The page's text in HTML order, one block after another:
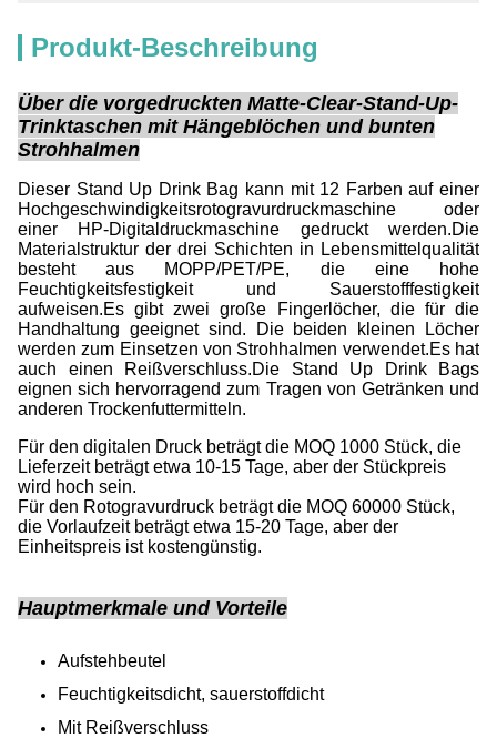
Produkt-Beschreibung
Über die vorgedruckten Matte-Clear-Stand-Up-
Trinktaschen mit Hängeblöchen und bunten
Strohhalmen
Dieser Stand Up Drink Bag kann mit 12 Farben auf einer
Hochgeschwindigkeitsrotogravurdruckmaschine oder
einer HP-Digitaldruckmaschine gedruckt werden.Die
Materialstruktur der drei Schichten in Lebensmittelqualität
besteht aus MOPP/PET/PE, die eine hohe
Feuchtigkeitsfestigkeit und Sauerstofffestigkeit
aufweisen.Es gibt zwei große Fingerlöcher, die für die
Handhaltung geeignet sind. Die beiden kleinen Löcher
werden zum Einsetzen von Strohhalmen verwendet.Es hat
auch einen Reißverschluss.Die Stand Up Drink Bags
eignen sich hervorragend zum Tragen von Getränken und
anderen Trockenfuttermitteln.
Für den digitalen Druck beträgt die MOQ 1000 Stück, die
Lieferzeit beträgt etwa 10-15 Tage, aber der Stückpreis
wird hoch sein.
Für den Rotogravurdruck beträgt die MOQ 60000 Stück,
die Vorlaufzeit beträgt etwa 15-20 Tage, aber der
Einheitspreis ist kostengünstig.
Hauptmerkmale und Vorteile
Aufstehbeutel
Feuchtigkeitsdicht, sauerstoffdicht
Mit Reißverschluss